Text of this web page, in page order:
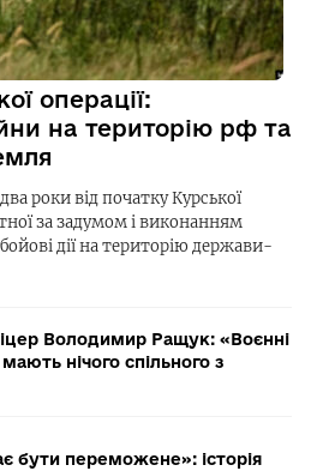
операції:
на територію рф та
роки від початку Курської
за задумом і виконанням
дії на територію держави-
Володимир Ращук: «Воєнні
нічого спільного з
бути переможене»: історія